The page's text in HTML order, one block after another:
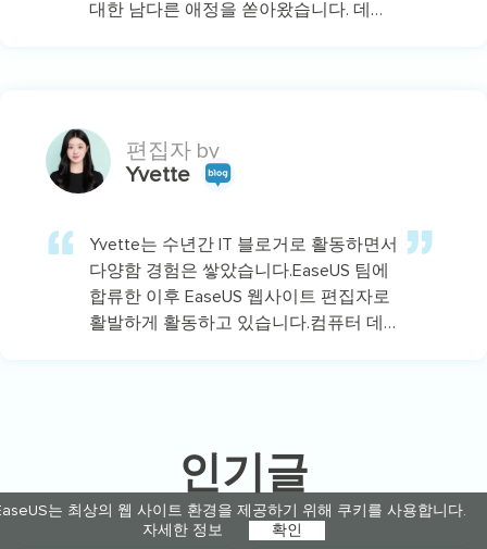
는 최상의 웹 사이트 환경을 제공하기 위해 쿠키를 사용합니다.
자세한 정보
확인
대한 남다른 애정을 쏟아왔습니다. 데이
편집자 by
Yvette
Yvette는 수년간 IT 블로거로 활동하면서
다양함 경험은 쌓았습니다.EaseUS 팀에
합류한 이후 EaseUS 웹사이트 편집자로
활발하게 활동하고 있습니다.컴퓨터 데
인기글